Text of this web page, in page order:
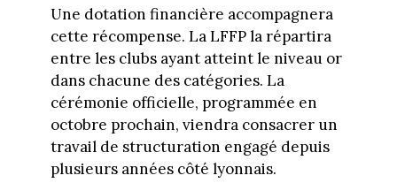
Une dotation financière accompagnera
cette récompense. La LFFP la répartira
entre les clubs ayant atteint le niveau or
dans chacune des catégories. La
cérémonie officielle, programmée en
octobre prochain, viendra consacrer un
travail de structuration engagé depuis
plusieurs années côté lyonnais.